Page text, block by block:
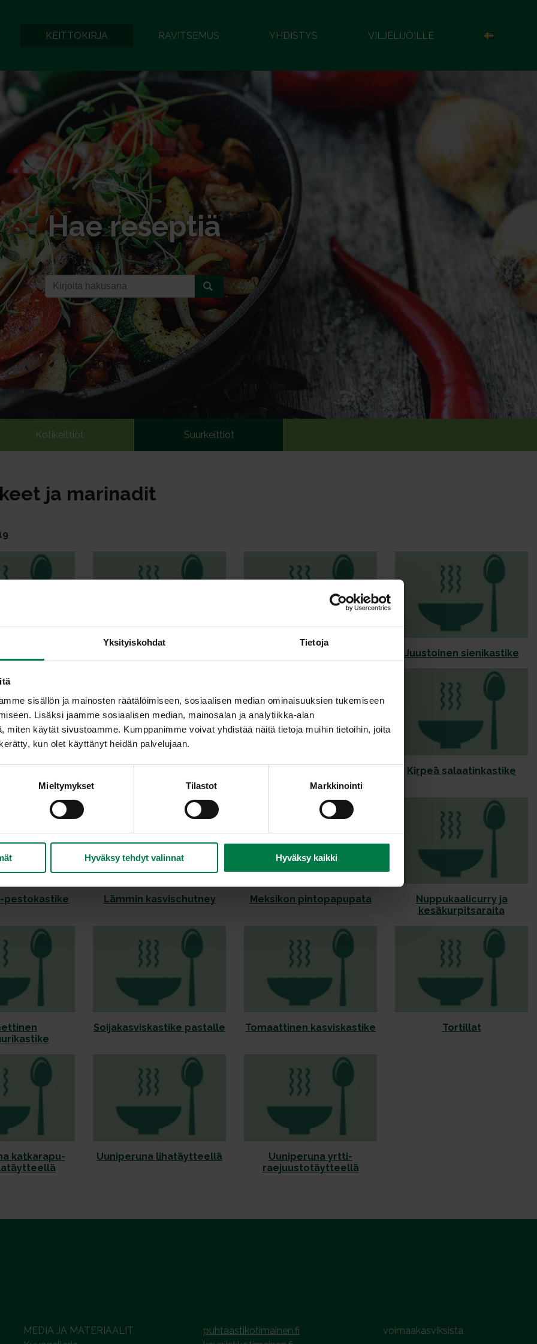
Yksityiskohdat Tietoja
sisällön ja mainosten räätälöimiseen, sosiaalisen median ominaisuuksien tukemiseen
Lisäksi jaamme sosiaalisen median, mainosalan ja analytiikka-alan
miten käytät sivustoamme. Kumppanimme voivat yhdistää näitä tietoja muihin tietoihin, joita
kun olet käyttänyt heidän palvelujaan.
Mieltymykset Tilastot Markkinointi
Hyväksy tehdyt valinnat Hyväksy kaikki
KEITTOKIRJA RAVITSEMUS YHDISTYS VILJELIJÖILLE
Hae reseptiä
Kotikeittiöt Suurkeittiöt
ja marinadit
Juustoinen sienikastike
Kirpeä salaatinkastike
pestokastike Lämmin kasvischutney Meksikon pintopapupata
Nuppukaalicurry ja
kesäkurpitsaraita
Soijakasviskastike pastalle Tomaattinen kasviskastike Tortillat
katkarapu-
Uuniperuna lihatäytteellä
Uuniperuna yrtti-
raejuustotäytteellä
MEDIA JA MATERIAALIT
puhtaastikotimainen.fi
voimaakasviksista